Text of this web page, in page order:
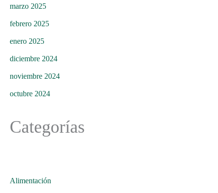
marzo 2025
febrero 2025
enero 2025
diciembre 2024
noviembre 2024
octubre 2024
Categorías
Alimentación